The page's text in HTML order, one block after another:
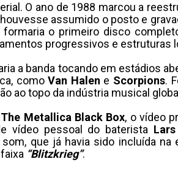
O ano de 1988 marcou a
assumido o posto e
o primeiro disco
progressivos e estruturas
a banda tocando em estádios
comoVan Halen e Scorpions.
ao topo da indústria musical
The Metallica Black Box, o vídeo
vídeo pessoal do baterista
que já havia sido incluída na
“Blitzkrieg”.